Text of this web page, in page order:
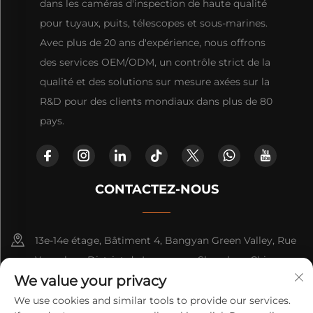
dans les caméras d'inspection de haute qualité
pour tuyaux, puits, télescopes et sous-marines.
Avec plus de 20 ans d'expérience, nous offrons
des services OEM/ODM, un contrôle strict de la
qualité et des solutions sur mesure axées sur la
R&D pour des clients mondiaux dans plus de 80
pays.
CONTACTEZ-NOUS
13e-14e étage, Bâtiment 4, Bangyan Green Valley, Rue
Yuanshan, District de Longgang, Shenzhen, Chine.
+86-15814782479
We value your privacy
We use cookies and similar tools to provide our services.